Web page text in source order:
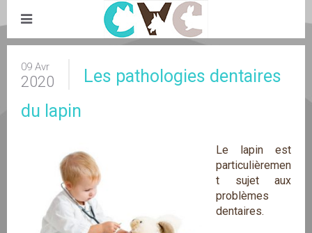
09 Avr
2020
Les pathologies dentaires
du lapin
Le lapin est
particulièremen
t sujet aux
problèmes
dentaires.